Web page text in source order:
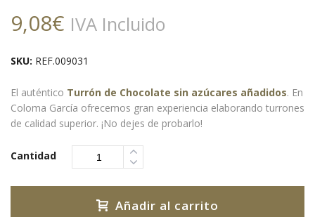
9,08€ IVA Incluido
SKU: REF.009031
El auténtico Turrón de Chocolate sin azúcares añadidos. En
Coloma García ofrecemos gran experiencia elaborando turrones
de calidad superior. ¡No dejes de probarlo!
Cantidad
Añadir al carrito